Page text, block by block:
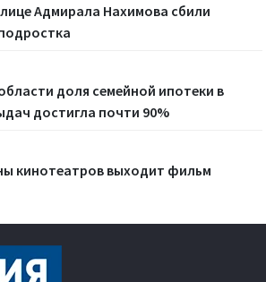
Адмирала Нахимова сбили
доля семейной ипотеки в
достигла почти 90%
кинотеатров выходит фильм